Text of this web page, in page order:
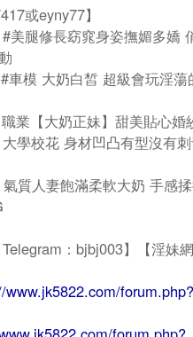
或eyny77】
美腿修長窈窕身姿撫媚多嬌
模 大奶白皙 超級會玩淫蕩
業【大奶正妹】甜美貼心婚
學校花 身材凹凸有型沒有
質人妻飽滿柔軟大奶 手感
：bjbj003】【淫妹
www.jk5822.com/forum.php?